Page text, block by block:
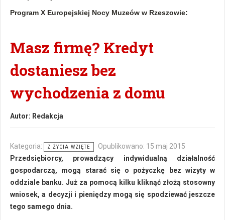
Program X Europejskiej Nocy Muzeów w Rzeszowie:
Masz firmę? Kredyt
dostaniesz bez
wychodzenia z domu
Autor: Redakcja
Kategoria: Z ŻYCIA WZIĘTE
Opublikowano: 15 maj 2015
Przedsiębiorcy, prowadzący indywidualną działalność
gospodarczą, mogą starać się o pożyczkę bez wizyty w
oddziale banku. Już za pomocą kilku kliknąć złożą stosowny
wniosek, a decyzji i pieniędzy mogą się spodziewać jeszcze
tego samego dnia.